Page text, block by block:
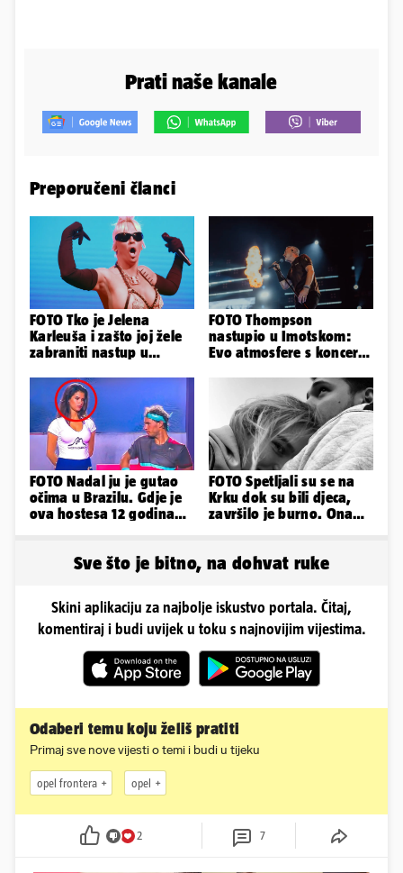
Prati naše kanale
Preporučeni članci
FOTO Tko je Jelena
Karleuša i zašto joj žele
zabraniti nastup u
govorila...
FOTO Thompson
nastupio u Imotskom:
Evo atmosfere s koncerta
FOTO Nadal ju je gutao
očima u Brazilu. Gdje je
ova hostesa 12 godina
FOTO Spetljali su se na
Krku dok su bili djeca,
završilo je burno. Ona
Sve što je bitno, na dohvat ruke
Skini aplikaciju za najbolje iskustvo portala. Čitaj,
komentiraj i budi uvijek u toku s najnovijim vijestima.
Odaberi temu koju želiš pratiti
Primaj sve nove vijesti o temi i budi u tijeku
opel frontera opel
2 7